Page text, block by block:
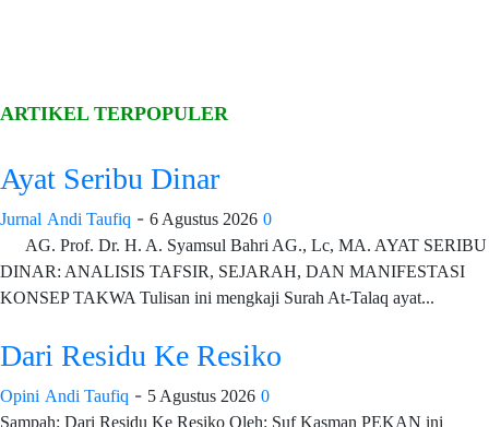
ARTIKEL TERPOPULER
Ayat Seribu Dinar
Jurnal Andi Taufiq - 6 Agustus 2026 0
AG. Prof. Dr. H. A. Syamsul Bahri AG., Lc, MA. AYAT SERIBU
DINAR: ANALISIS TAFSIR, SEJARAH, DAN MANIFESTASI
KONSEP TAKWA Tulisan ini mengkaji Surah At-Talaq ayat...
Dari Residu Ke Resiko
Opini Andi Taufiq - 5 Agustus 2026 0
Sampah: Dari Residu Ke Resiko Oleh: Suf Kasman PEKAN ini